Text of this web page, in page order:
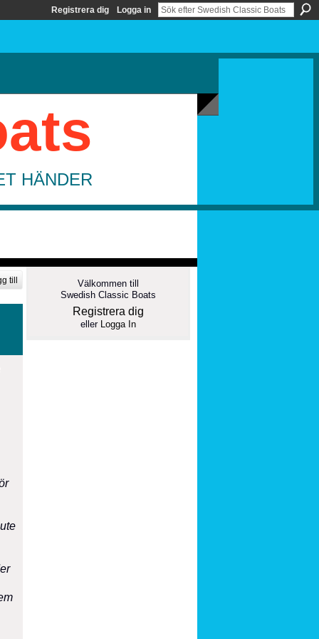
Registrera dig Logga in
HÄNDER
till
Välkommen till
Swedish Classic Boats
Registrera dig
eller Logga In